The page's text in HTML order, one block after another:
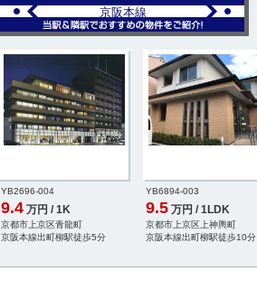
京阪本線
YB2696-004
9.4 万円 / 1K
京都市上京区青龍町
京阪本線出町柳駅徒歩5分
YB6894-003
9.5 万円 / 1LDK
京都市上京区上神輿町
京阪本線出町柳駅徒歩10分